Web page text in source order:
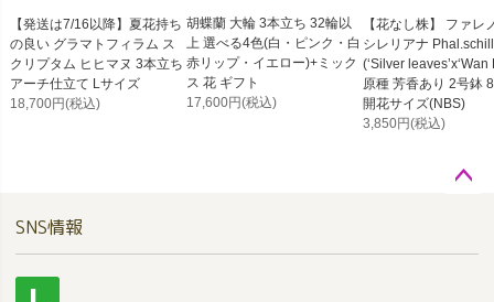
【発送は7/16以降】夏花持ち
の良い グラマトフィラム ス
クリプタム ヒヒマヌ 3本立ち
アーチ仕立て Lサイズ
18,700円(税込)
胡蝶蘭 大輪 3本立ち 32輪以
上 選べる4色(白・ピンク・白
赤リップ・イエロー)+ミック
ス 花 ギフト
17,600円(税込)
【花なし株】 ファレ
シレリアナ
(‘Silver leaves’x‘Wan
原種 芳香あり 2号鉢
開花サイズ(NBS)
3,850円(税込)
ップ
SNS情報